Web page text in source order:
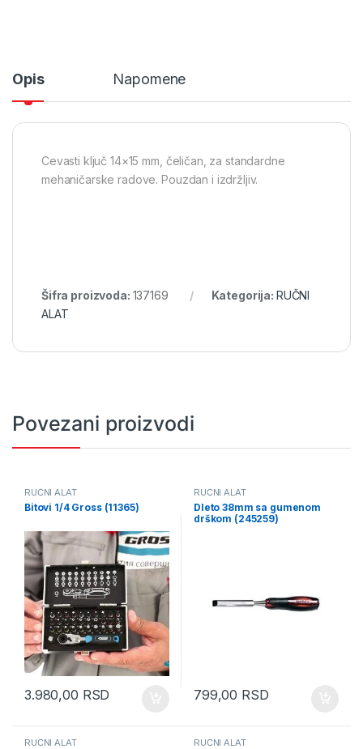
Opis Napomene
Cevasti ključ 14×15 mm, čeličan, za standardne
mehaničarske radove. Pouzdan i izdržljiv.
Šifra proizvoda: 137169 Kategorija: RUČNI
ALAT
Povezani proizvodi
RUČNI ALAT
Bitovi 1/4 Gross (11365)
3.980,00 RSD
RUČNI ALAT
Dleto 38mm sa gumenom
drškom (245259)
799,00 RSD
RUČNI ALAT RUČNI ALAT